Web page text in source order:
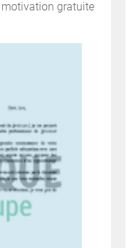
motivation gratuite